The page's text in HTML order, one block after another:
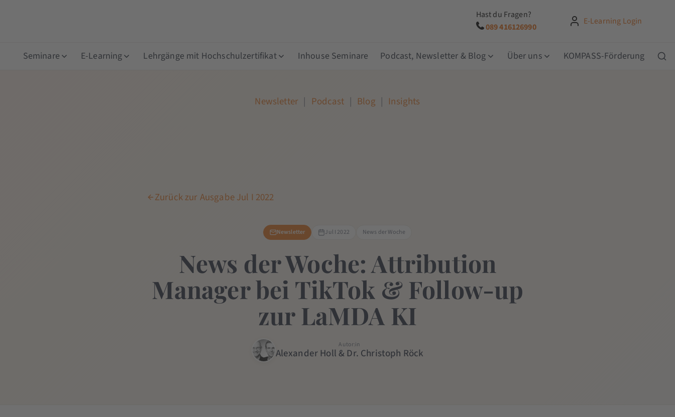
Hast du Fragen?
089 416126990
E-Learning Login
Seminare E-Learning Lehrgänge mit Hochschulzertifikat Inhouse Seminare Podcast, Newsletter & Blog Über uns KOMPASS-Förderung
Newsletter | Podcast | Blog | Insights
Zurück zur Ausgabe Jul I 2022
Newsletter Jul I 2022 News der Woche
News der Woche: Attribution
Manager bei TikTok & Follow-up
zur LaMDA KI
Autor:in
Alexander Holl & Dr. Christoph Röck